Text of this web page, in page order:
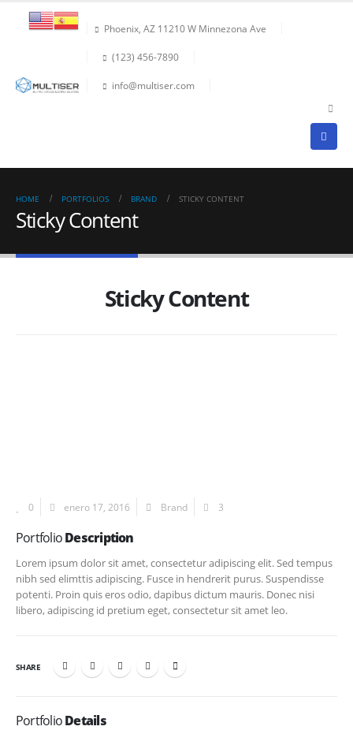
Phoenix, AZ 11210 W Minnezona Ave
(123) 456-7890
info@multiser.com
HOME PORTFOLIOS BRAND STICKY CONTENT
Sticky Content
Sticky Content
0 enero 17, 2016 Brand 3
PortfolioDescription
Lorem ipsum dolor sit amet, consectetur adipiscing elit. Sed tempus
nibh sed elimttis adipiscing. Fusce in hendrerit purus. Suspendisse
potenti. Proin quis eros odio, dapibus dictum mauris. Donec nisi
libero, adipiscing id pretium eget, consectetur sit amet leo.
SHARE
PortfolioDetails